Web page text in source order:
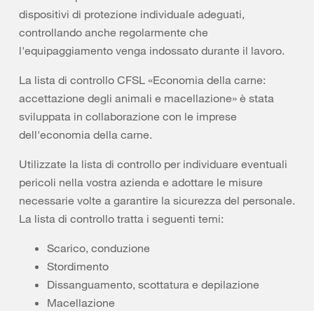
dispositivi di protezione individuale adeguati,
controllando anche regolarmente che
l'equipaggiamento venga indossato durante il lavoro.
La lista di controllo CFSL «Economia della carne:
accettazione degli animali e macellazione» è stata
sviluppata in collaborazione con le imprese
dell'economia della carne.
Utilizzate la lista di controllo per individuare eventuali
pericoli nella vostra azienda e adottare le misure
necessarie volte a garantire la sicurezza del personale.
La lista di controllo tratta i seguenti temi:
Scarico, conduzione
Stordimento
Dissanguamento, scottatura e depilazione
Macellazione